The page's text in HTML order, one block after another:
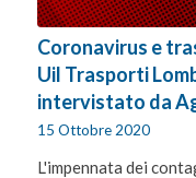
Coronavirus e
Uil Trasporti
intervistato da
15 Ottobre 2020
L'impennata dei